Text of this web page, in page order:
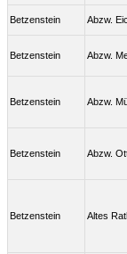
Betzenstein Abzw.
Betzenstein Abzw.
Betzenstein Abzw.
Betzenstein Abzw.
Betzenstein Altes